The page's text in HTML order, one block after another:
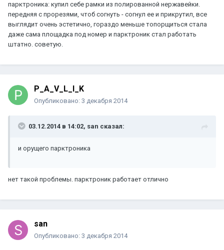
парктроника: купил себе рамки из полированной нержавейки.
передняя с прорезями, чтоб согнуть - согнул ее и прикрутил, все
выглядит очень эстетично, гораздо меньше топорщиться стала
даже сама площадка под номер и парктроник стал работать
штатно. советую.
P_A_V_L_I_K
Опубликовано: 3 декабря 2014
03.12.2014 в 14:02, san сказал:
и орущего парктроника
нет такой проблемы. парктроник работает отлично
san
Опубликовано: 3 декабря 2014